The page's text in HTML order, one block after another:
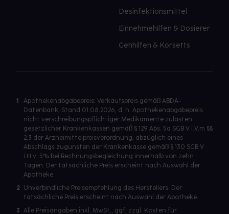
Desinfektionsmittel
Einnehmehilfen & Dosierer
Gehhilfen & Korsetts
1
Apothekenabgabepreis: Verkaufspreis gemäß ABDA-
Datenbank, Stand 01.08.2026, d. h. Apothekenabgabepreis
nicht verschreibungspflichtiger Medikamente zulasten
gesetzlicher Krankenkassen gemäß § 129 Abs. 5a SGB V i.V.m §§
2,3 der Arzneimittelpreisverordnung, abzüglich eines
Abschlags zugunsten der Krankenkasse gemäß § 130 SGB V
i.H.v. 5% bei Rechnungsbegleichung innerhalb von zehn
Tagen. Der tatsächliche Preis erscheint nach Auswahl der
Apotheke.
2 Unverbindliche Preisempfehlung des Herstellers. Der
tatsächliche Preis erscheint nach Auswahl der Apotheke.
3 Alle Preisangaben inkl. MwSt., ggf. zzgl. Kosten für